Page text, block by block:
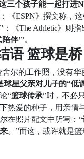
三个孩子能一起打进
：《ESPN》撰文称，
”；《The Athletic》则
陪伴’”。
语 篮球是
舍尔的工作照，没有
球星父亲对儿子的“低
“篮球传承”时，不必
热爱的种子，用亲情
在照片配文中所写：“
。”而这，或许就是篮